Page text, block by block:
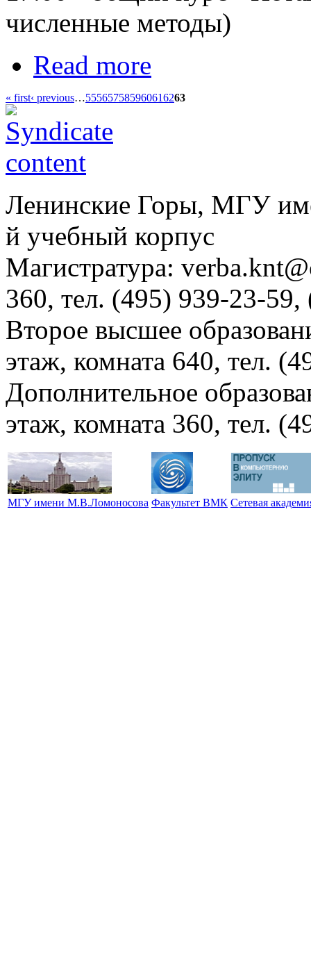
численные методы)
Read more
« first‹ previous…555657585960616263
Ленинские Горы, МГУ
й учебный корпус
Магистратура:
360, тел. (495) 939-23-
Второе высшее
этаж, комната 640, тел.
Дополнительное
этаж, комната 360, тел.
МГУ имени М.В.Ломоносова Факультет ВМК Сетевая